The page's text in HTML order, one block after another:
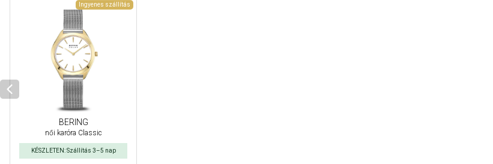
Ingyenes szállítás
BERING
női karóra Classic
KÉSZLETEN: Szállítás 3–5 nap